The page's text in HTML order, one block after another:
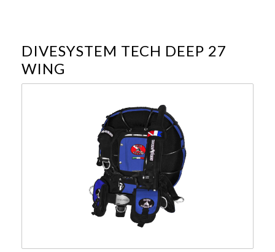
DIVESYSTEM TECH DEEP 27
WING